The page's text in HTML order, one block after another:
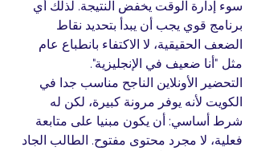
سوء إدارة الوقت يخفض النتيجة. لذلك أي
برنامج قوي يجب أن يبدأ بتحديد نقاط
الضعف الحقيقية، لا الاكتفاء بانطباع عام
مثل "أنا ضعيف في الإنجليزية".
التحضير الأونلاين الناجح مناسب جدا في
الكويت لأنه يوفر مرونة كبيرة، لكن له
شرط أساسي: أن يكون مبنيا على متابعة
فعلية، لا مجرد محتوى مفتوح. الطالب الجاد